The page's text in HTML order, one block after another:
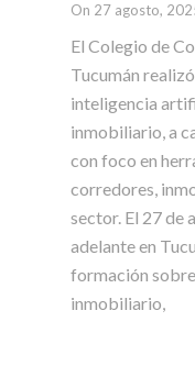
On 27 agosto,
El Colegio de
Tucumán
inteligencia
inmobiliario, a
con foco en
corredores,
sector. El 27 de
adelante en
formación
inmobiliario,